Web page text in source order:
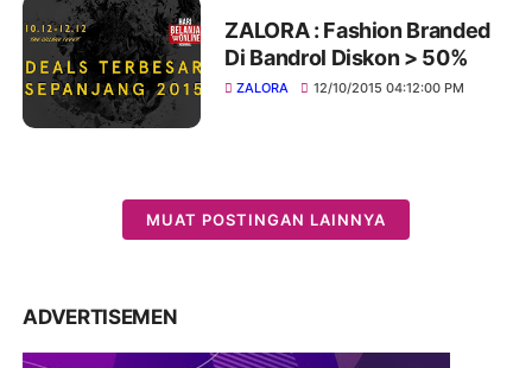
ZALORA : Fashion Branded
Di Bandrol Diskon > 50%
ZALORA 12/10/2015 04:12:00 PM
MUAT POSTINGAN LAINNYA
ADVERTISEMEN